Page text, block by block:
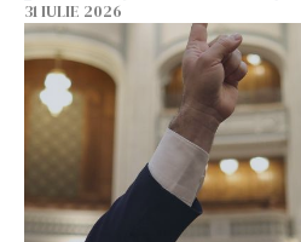
31 IULIE 2026